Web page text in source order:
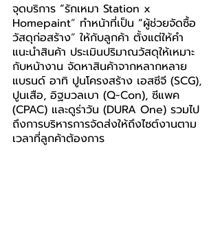
จุดบริการ “รักเหมา Station x
Homepaint” ทำหน้าที่เป็น “ผู้ช่วยจัดซื้อ
วัสดุก่อสร้าง” ให้กับลูกค้า ตั้งแต่ให้คำ
แนะนำสินค้า ประเมินปริมาณวัสดุให้เหมาะ
กับหน้างาน จัดหาสินค้าจากหลากหลาย
แบรนด์ อาทิ ปูนโครงสร้าง เอสซีจี (SCG),
ปูนเสือ, อิฐมวลเบา (Q-Con), ซีแพค
(CPAC) และดูร่าวัน (DURA One) รวมไป
ถึงการบริหารการจัดส่งให้ถึงไซต์งานตาม
เวลาที่ลูกค้าต้องการ